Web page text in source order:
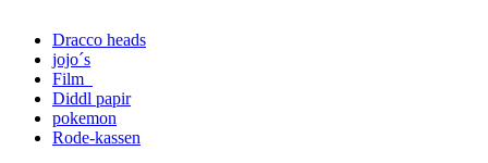
Dracco heads
jojo´s
Film
Diddl papir
pokemon
Rode-kassen